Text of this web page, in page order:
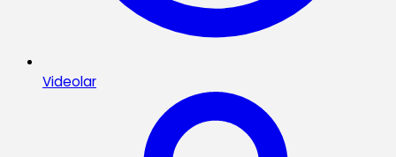
Videolar